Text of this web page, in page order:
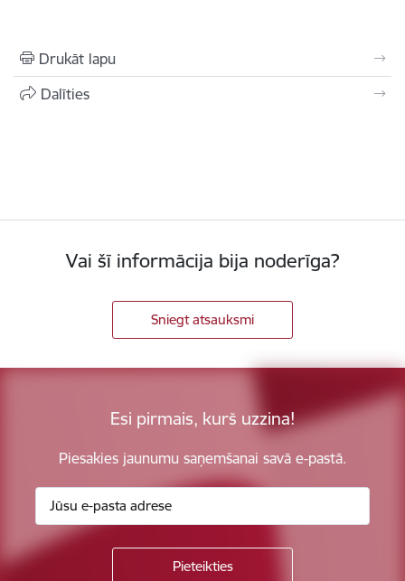
Drukāt lapu
Dalīties
Vai šī informācija bija noderīga?
Sniegt atsauksmi
Esi pirmais, kurš uzzina!
Piesakies jaunumu saņemšanai savā e-pastā.